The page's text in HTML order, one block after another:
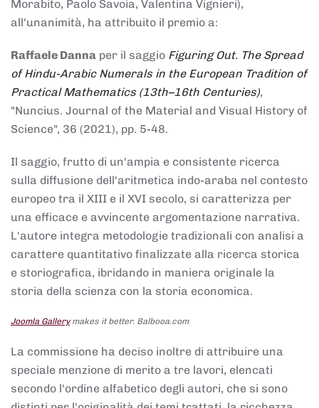
Morabito, Paolo Savoia, Valentina Vignieri),
all'unanimità, ha attribuito il premio a:
Raffaele Danna per il saggio Figuring Out. The Spread
of Hindu-Arabic Numerals in the European Tradition of
Practical Mathematics (13th–16th Centuries),
"Nuncius. Journal of the Material and Visual History of
Science", 36 (2021), pp. 5-48.
Il saggio, frutto di un'ampia e consistente ricerca
sulla diffusione dell'aritmetica indo-araba nel contesto
europeo tra il XIII e il XVI secolo, si caratterizza per
una efficace e avvincente argomentazione narrativa.
L'autore integra metodologie tradizionali con analisi a
carattere quantitativo finalizzate alla ricerca storica
e storiografica, ibridando in maniera originale la
storia della scienza con la storia economica.
Joomla Gallerymakes it better. Balbooa.com
La commissione ha deciso inoltre di attribuire una
speciale menzione di merito a tre lavori, elencati
secondo l'ordine alfabetico degli autori, che si sono